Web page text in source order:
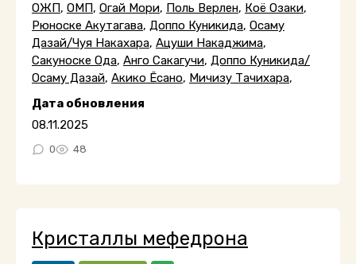
ОЖП, ОМП, Огай Мори, Поль Верлен, Коё Озаки,
Рюноске Акутагава, Доппо Куникида, Осаму
Дазай/Чуя Накахара, Ацуши Накаджима,
Сакуноске Ода, Анго Сакагучи, Доппо Куникида/
Осаму Дазай, Акико Ёсано, Мичизу Тачихара,
Дата обновления
08.11.2025
0 48
Кристаллы мефедрона